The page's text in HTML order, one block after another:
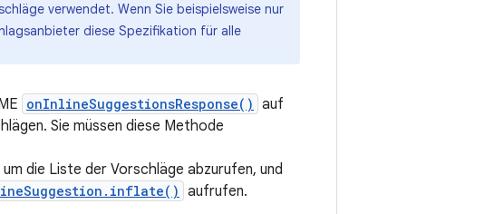
verwendet. Wenn Sie beispielsweise nur
diese Spezifikation für alle
onInlineSuggestionsResponse() auf
Sie müssen diese Methode
um die Liste der Vorschläge abzurufen, und
aufrufen.